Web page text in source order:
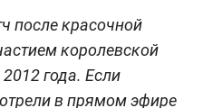
после красочной
королевской
года. Если
в прямом эфире